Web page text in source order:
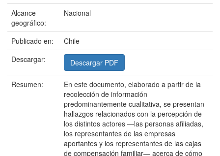
Alcance
geográfico:
Nacional
Publicado en:
Chile
Descargar:
Descargar PDF
Resumen:
En este documento, elaborado a partir de la
recolección de información
predominantemente cualitativa, se presentan
hallazgos relacionados con la percepción de
los distintos actores —las personas afiliadas,
los representantes de las empresas
aportantes y los representantes de las cajas
de compensación familiar— acerca de cómo